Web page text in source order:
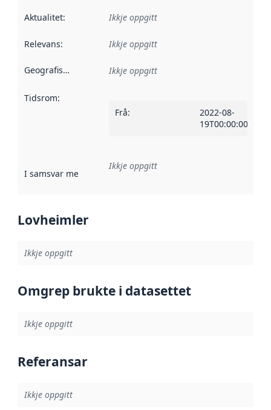
Aktualitet: Ikkje oppgitt
Relevans: Ikkje oppgitt
Geografisk område Ikkje oppgitt
Tidsrom:
Frå:
2022-08-
19T00:00:00Z
I samsvar med Referanse til ei implementeringsregel eller
Ikkje oppgitt
Lovheimler
Ikkje oppgitt
Omgrep brukte i datasettet
Ikkje oppgitt
Referansar
Ikkje oppgitt